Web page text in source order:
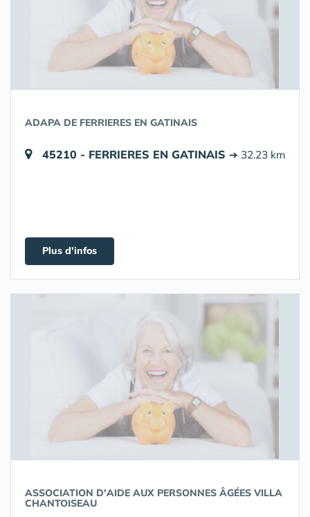
ADAPA DE FERRIERES EN GATINAIS
45210 - FERRIERES EN GATINAIS ➔ 32.23 km
Plus d'infos
ASSOCIATION D'AIDE AUX PERSONNES ÂGÉES VILLA
CHANTOISEAU